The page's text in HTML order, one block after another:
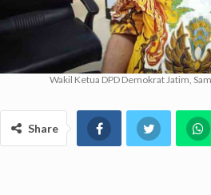
Wakil Ketua DPD Demokrat Jatim,
Share